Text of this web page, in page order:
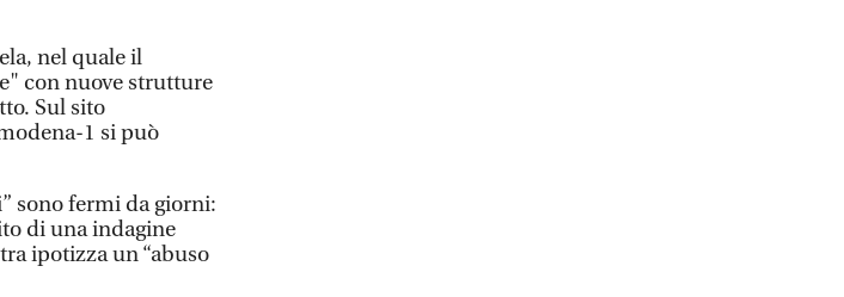
nel quale il
con nuove strutture
Sul sito
1 si può
sono fermi da giorni:
di una indagine
ipotizza un “abuso